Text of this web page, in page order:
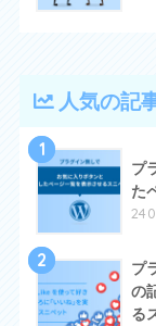
人気の記
1
プ
た
2
プ
の
る